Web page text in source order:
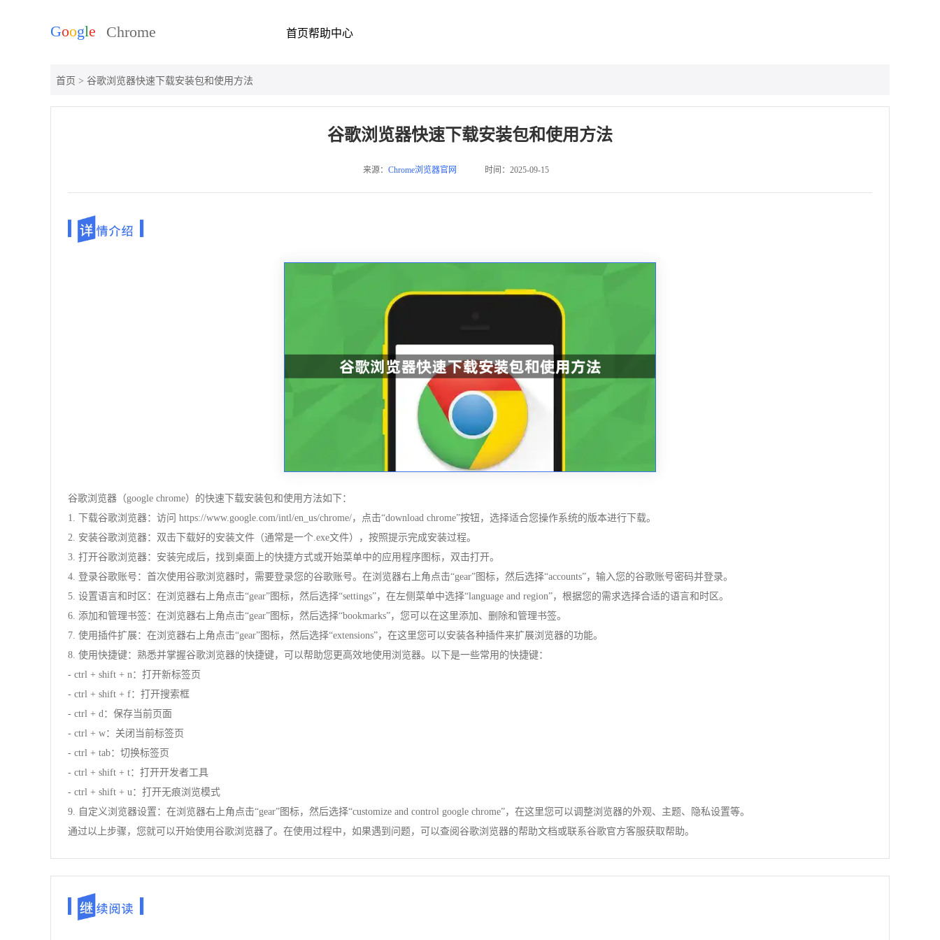
首页帮助中心
首页 > 谷歌浏览器快速下载安装包和使用方法
谷歌浏览器快速下载安装包和使用方法
来源： Chrome浏览器官网 时间：2025-09-15
谷歌浏览器（google chrome）的快速下载安装包和使用方法如下：
1. 下载谷歌浏览器：访问 https://www.google.com/intl/en_us/chrome/，点击“download chrome”按钮，选择适合您操作系统的版本进行下载。
2. 安装谷歌浏览器：双击下载好的安装文件（通常是一个.exe文件），按照提示完成安装过程。
3. 打开谷歌浏览器：安装完成后，找到桌面上的快捷方式或开始菜单中的应用程序图标，双击打开。
4. 登录谷歌账号：首次使用谷歌浏览器时，需要登录您的谷歌账号。在浏览器右上角点击“gear”图标，然后选择“accounts”，输入您的谷歌账号密码并登录。
5. 设置语言和时区：在浏览器右上角点击“gear”图标，然后选择“settings”，在左侧菜单中选择“language and region”，根据您的需求选择合适的语言和时区。
6. 添加和管理书签：在浏览器右上角点击“gear”图标，然后选择“bookmarks”，您可以在这里添加、删除和管理书签。
7. 使用插件扩展：在浏览器右上角点击“gear”图标，然后选择“extensions”，在这里您可以安装各种插件来扩展浏览器的功能。
8. 使用快捷键：熟悉并掌握谷歌浏览器的快捷键，可以帮助您更高效地使用浏览器。以下是一些常用的快捷键：
- ctrl + shift + n：打开新标签页
- ctrl + shift + f：打开搜索框
- ctrl + d：保存当前页面
- ctrl + w：关闭当前标签页
- ctrl + tab：切换标签页
- ctrl + shift + t：打开开发者工具
- ctrl + shift + u：打开无痕浏览模式
9. 自定义浏览器设置：在浏览器右上角点击“gear”图标，然后选择“customize and control google chrome”，在这里您可以调整浏览器的外观、主题、隐私设置等。
通过以上步骤，您就可以开始使用谷歌浏览器了。在使用过程中，如果遇到问题，可以查阅谷歌浏览器的帮助文档或联系谷歌官方客服获取帮助。